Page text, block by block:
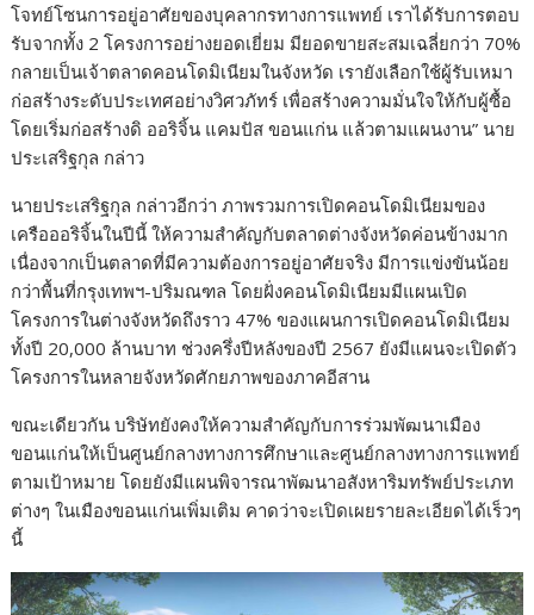
โจทย์โซนการอยู่อาศัยของบุคลากรทางการแพทย์ เราได้รับการตอบ
รับจากทั้ง 2 โครงการอย่างยอดเยี่ยม มียอดขายสะสมเฉลี่ยกว่า 70%
กลายเป็นเจ้าตลาดคอนโดมิเนียมในจังหวัด เรายังเลือกใช้ผู้รับเหมา
ก่อสร้างระดับประเทศอย่างวิศวภัทร์ เพื่อสร้างความมั่นใจให้กับผู้ซื้อ
โดยเริ่มก่อสร้างดิ ออริจิ้น แคมปัส ขอนแก่น แล้วตามแผนงาน” นาย
ประเสริฐกุล กล่าว
นายประเสริฐกุล กล่าวอีกว่า ภาพรวมการเปิดคอนโดมิเนียมของ
เครือออริจิ้นในปีนี้ ให้ความสำคัญกับตลาดต่างจังหวัดค่อนข้างมาก
เนื่องจากเป็นตลาดที่มีความต้องการอยู่อาศัยจริง มีการแข่งขันน้อย
กว่าพื้นที่กรุงเทพฯ-ปริมณฑล โดยฝั่งคอนโดมิเนียมมีแผนเปิด
โครงการในต่างจังหวัดถึงราว 47% ของแผนการเปิดคอนโดมิเนียม
ทั้งปี 20,000 ล้านบาท ช่วงครึ่งปีหลังของปี 2567 ยังมีแผนจะเปิดตัว
โครงการในหลายจังหวัดศักยภาพของภาคอีสาน
ขณะเดียวกัน บริษัทยังคงให้ความสำคัญกับการร่วมพัฒนาเมือง
ขอนแก่นให้เป็นศูนย์กลางทางการศึกษาและศูนย์กลางทางการแพทย์
ตามเป้าหมาย โดยยังมีแผนพิจารณาพัฒนาอสังหาริมทรัพย์ประเภท
ต่างๆ ในเมืองขอนแก่นเพิ่มเติม คาดว่าจะเปิดเผยรายละเอียดได้เร็วๆ
นี้